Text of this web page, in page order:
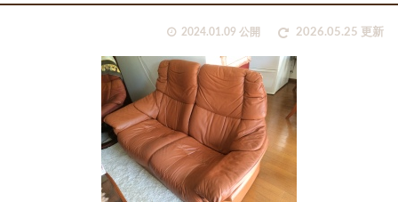
2024.01.09 公開 2026.05.25 更新